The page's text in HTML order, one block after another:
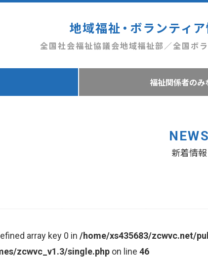
地域福祉・ボランティ
全国社会福祉協議会地域福祉部／全国ボ
福祉関係者のみ
NEWS
新着情報
array key 0 in/home/xs435683/zcwvc.net/
zcwvc_v1.3/single.phpon line46